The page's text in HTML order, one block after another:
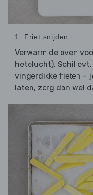
1. Friet snijden
Verwarm de oven
hetelucht). Schil evt.
vingerdikke frieten –
laten, zorg dan wel